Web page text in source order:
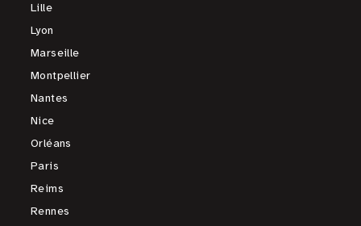
Lille
Lyon
Marseille
Montpellier
Nantes
Nice
Orléans
Paris
Reims
Rennes